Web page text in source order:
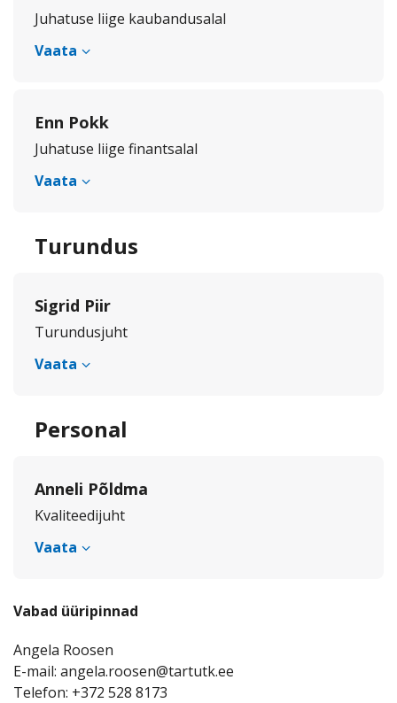
Juhatuse liige kaubandusalal
Vaata
Enn Pokk
Juhatuse liige finantsalal
Vaata
Turundus
Sigrid Piir
Turundusjuht
Vaata
Personal
Anneli Põldma
Kvaliteedijuht
Vaata
Vabad üüripinnad
Angela Roosen
E-mail: angela.roosen@tartutk.ee
Telefon: +372 528 8173